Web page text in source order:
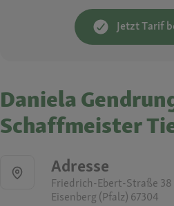
Jetzt Tarif
Daniela
Schaffmeister
Adresse
Friedrich-Ebert-Straße 38
Eisenberg (Pfalz) 67304